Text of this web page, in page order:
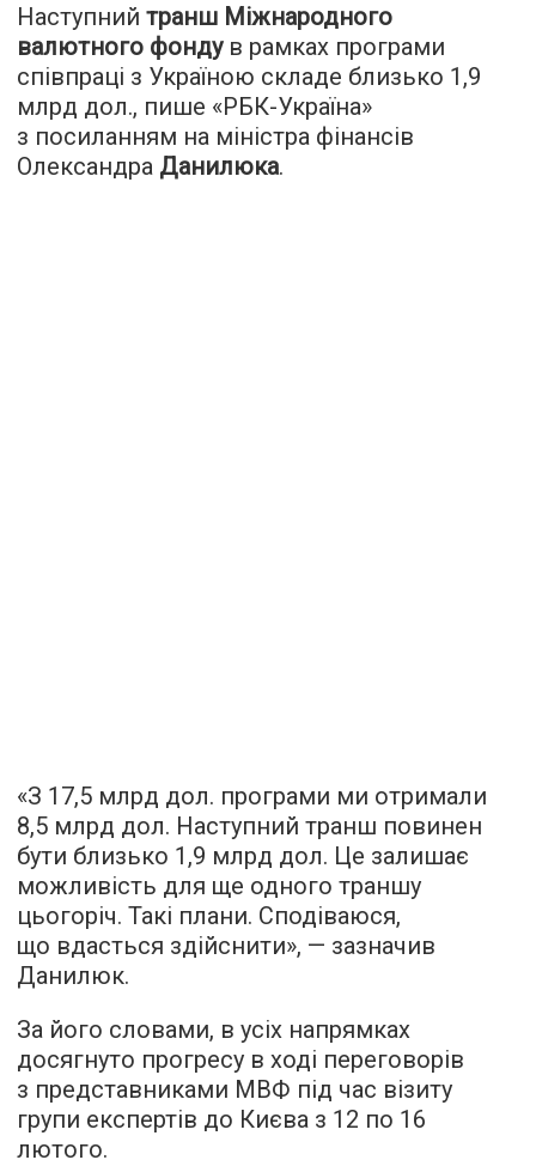
Наступний транш Міжнародного
валютного фондув рамках програми
співпраці з Україною складе близько 1,9
млрд дол., пише «РБК-Україна»
з посиланням на міністра фінансів
Олександра Данилюка.
«З 17,5 млрд дол. програми ми отримали
8,5 млрд дол. Наступний транш повинен
бути близько 1,9 млрд дол. Це залишає
можливість для ще одного траншу
цьогоріч. Такі плани. Сподіваюся,
що вдасться здійснити», — зазначив
Данилюк.
За його словами, в усіх напрямках
досягнуто прогресу в ході переговорів
з представниками МВФ під час візиту
групи експертів до Києва з 12 по 16
лютого.